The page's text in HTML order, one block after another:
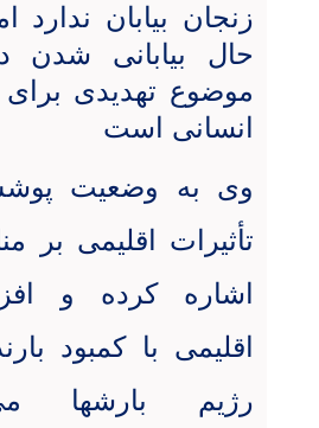
زنجان بیابان ندارد
حال بیابانی شدن
موضوع تهدیدی برای
انسانی است
وی به وضعیت
تأثیرات اقلیمی بر
اشاره کرده و
اقلیمی با کمبود
رژیم بارشها